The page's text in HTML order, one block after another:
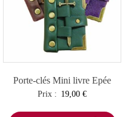
Porte-clés Mini livre Epée
Prix : 19,00€